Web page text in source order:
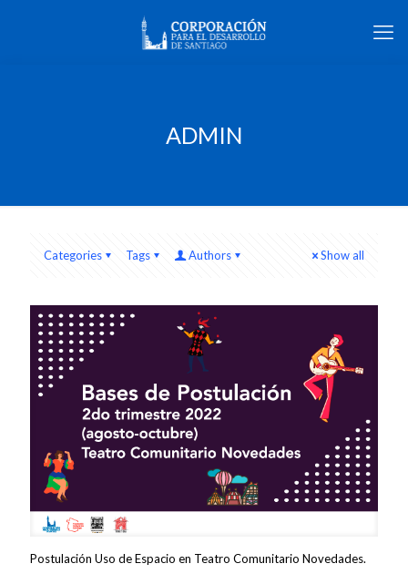
ADMIN
Categories Tags Authors Show all
Postulación Uso de Espacio en Teatro Comunitario Novedades.